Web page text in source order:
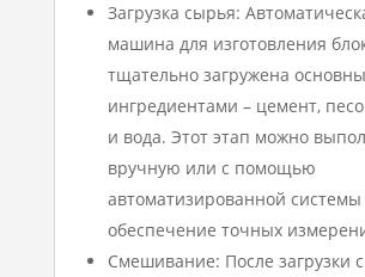
Загрузка сырья:
машина для изготовления
тщательно загружена
ингредиентами – цемент,
и вода. Этот этап можно
вручную или с помощью
автоматизированной
обеспечение точных
Смешивание: После загрузки